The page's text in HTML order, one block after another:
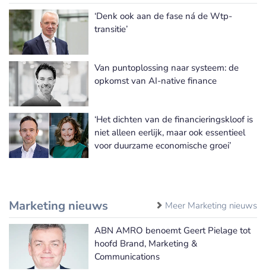
‘Denk ook aan de fase ná de Wtp-
transitie’
Van puntoplossing naar systeem: de
opkomst van AI-native finance
‘Het dichten van de financieringskloof is
niet alleen eerlijk, maar ook essentieel
voor duurzame economische groei’
Marketing nieuws Meer Marketing nieuws
ABN AMRO benoemt Geert Pielage tot
hoofd Brand, Marketing &
Communications